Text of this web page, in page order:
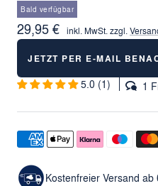
Bald verfügbar
Angebotspreis
29,95 € inkl. MwSt. zzgl.
JETZT PER E-MAIL
5.0 (1) 1
Kostenfreier Versand ab